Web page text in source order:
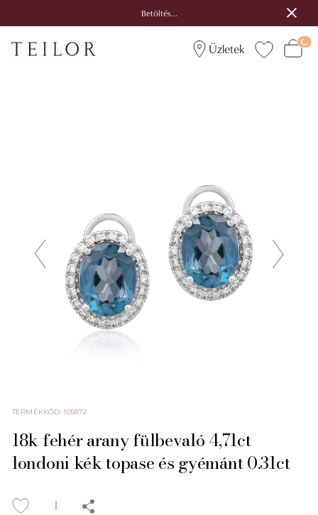
Betöltés...
Üzletek
TERMÉKKÓD:105872
18k fehér arany fülbevaló 4,71ct
londoni kék topase és gyémánt 0.31ct